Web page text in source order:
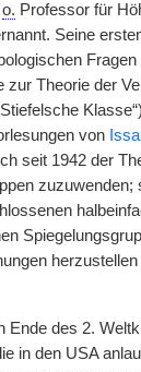
o. Professor für
Seine
Fragen
zur Theorie der
von
seit 1942 der
zuzuwenden;
Ende des 2.
in den USA